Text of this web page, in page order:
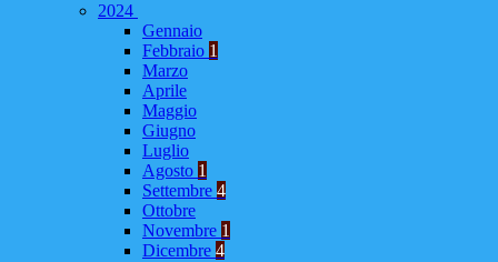
2024
Gennaio
Febbraio 1
Marzo
Aprile
Maggio
Giugno
Luglio
Agosto 1
Settembre 4
Ottobre
Novembre 1
Dicembre 4